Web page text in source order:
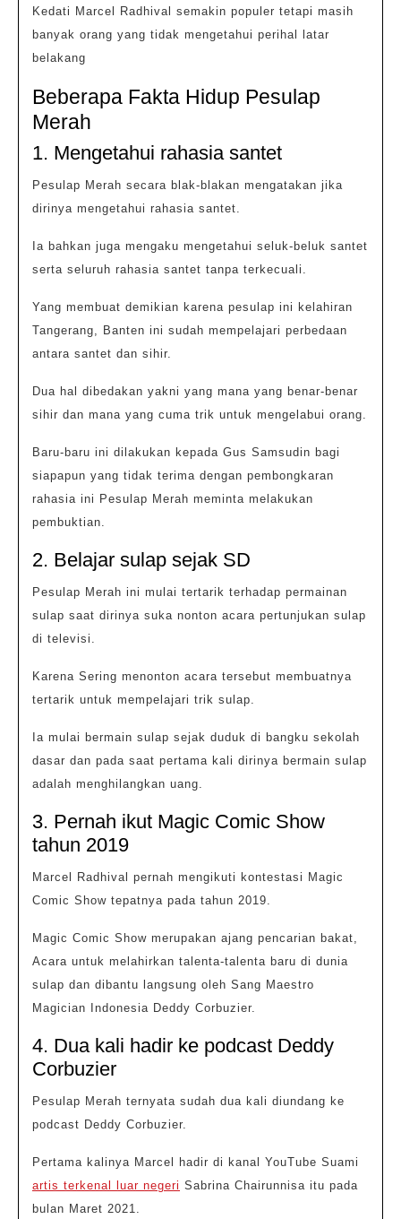
Kedati Marcel Radhival semakin populer tetapi masih
banyak orang yang tidak mengetahui perihal latar
belakang
Beberapa Fakta Hidup Pesulap
Merah
1. Mengetahui rahasia santet
Pesulap Merah secara blak-blakan mengatakan jika
dirinya mengetahui rahasia santet.
Ia bahkan juga mengaku mengetahui seluk-beluk santet
serta seluruh rahasia santet tanpa terkecuali.
Yang membuat demikian karena pesulap ini kelahiran
Tangerang, Banten ini sudah mempelajari perbedaan
antara santet dan sihir.
Dua hal dibedakan yakni yang mana yang benar-benar
sihir dan mana yang cuma trik untuk mengelabui orang.
Baru-baru ini dilakukan kepada Gus Samsudin bagi
siapapun yang tidak terima dengan pembongkaran
rahasia ini Pesulap Merah meminta melakukan
pembuktian.
2. Belajar sulap sejak SD
Pesulap Merah ini mulai tertarik terhadap permainan
sulap saat dirinya suka nonton acara pertunjukan sulap
di televisi.
Karena Sering menonton acara tersebut membuatnya
tertarik untuk mempelajari trik sulap.
Ia mulai bermain sulap sejak duduk di bangku sekolah
dasar dan pada saat pertama kali dirinya bermain sulap
adalah menghilangkan uang.
3. Pernah ikut Magic Comic Show
tahun 2019
Marcel Radhival pernah mengikuti kontestasi Magic
Comic Show tepatnya pada tahun 2019.
Magic Comic Show merupakan ajang pencarian bakat,
Acara untuk melahirkan talenta-talenta baru di dunia
sulap dan dibantu langsung oleh Sang Maestro
Magician Indonesia Deddy Corbuzier.
4. Dua kali hadir ke podcast Deddy
Corbuzier
Pesulap Merah ternyata sudah dua kali diundang ke
podcast Deddy Corbuzier.
Pertama kalinya Marcel hadir di kanal YouTube Suami
artis terkenal luar negeri Sabrina Chairunnisa itu pada
bulan Maret 2021.